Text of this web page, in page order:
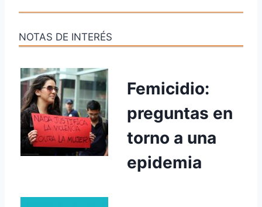
NOTAS DE INTERÉS
Femicidio:
preguntas en
torno a una
epidemia